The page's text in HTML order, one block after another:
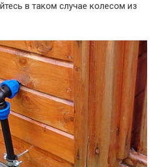
в таком случае колесом из